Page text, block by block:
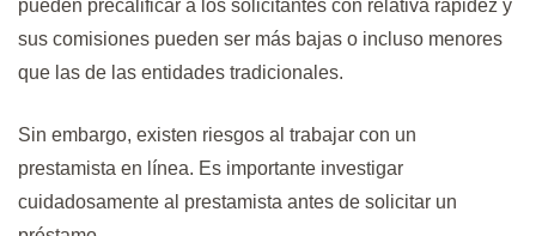
pueden precalificar a los solicitantes con relativa rapidez y
sus comisiones pueden ser más bajas o incluso menores
que las de las entidades tradicionales.
Sin embargo, existen riesgos al trabajar con un
prestamista en línea. Es importante investigar
cuidadosamente al prestamista antes de solicitar un